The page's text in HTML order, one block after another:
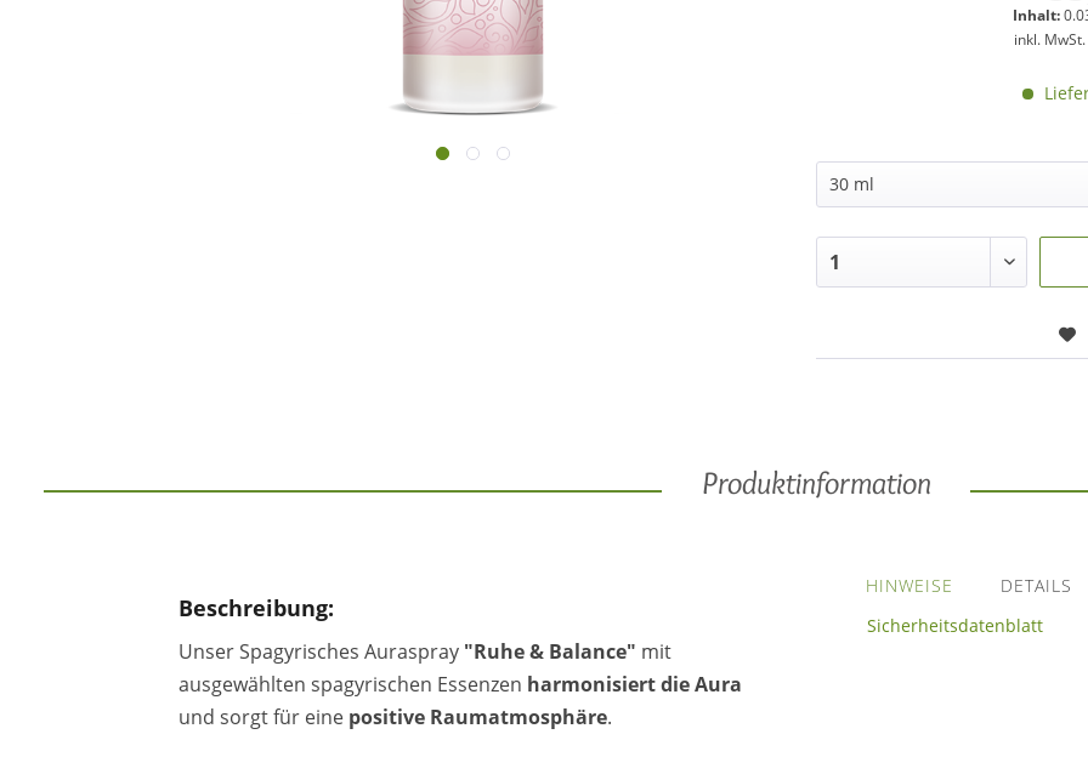
Inhalt:
inkl. MwSt.
Produktinformation
Beschreibung:
Unser Spagyrisches Auraspray "Ruhe & Balance" mit
ausgewählten spagyrischen Essenzen harmonisiert die Aura
und sorgt für eine positive Raumatmosphäre.
HINWEISE
DETAILS
Sicherheitsdatenblatt